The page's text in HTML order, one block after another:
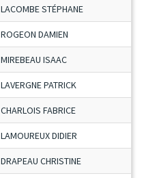
LACOMBE STÉPHANE
ROGEON DAMIEN
MIREBEAU ISAAC
LAVERGNE PATRICK
CHARLOIS FABRICE
LAMOUREUX DIDIER
DRAPEAU CHRISTINE